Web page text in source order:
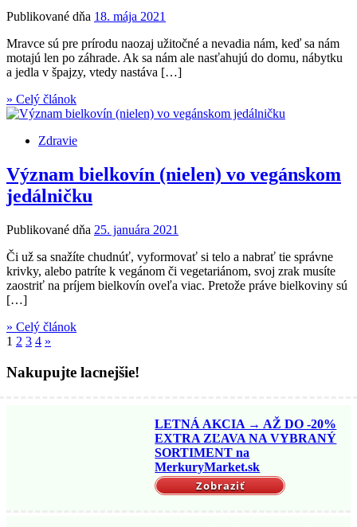
Publikované dňa 18. mája 2021
Mravce sú pre prírodu naozaj užitočné a nevadia nám, keď sa nám
motajú len po záhrade. Ak sa nám ale nasťahujú do domu, nábytku
a jedla v špajzy, vtedy nastáva […]
» Celý článok
Zdravie
Význam bielkovín (nielen) vo vegánskom
jedálničku
Publikované dňa 25. januára 2021
Či už sa snažíte chudnúť, vyformovať si telo a nabrať tie správne
krivky, alebo patríte k vegánom či vegetariánom, svoj zrak musíte
zaostriť na príjem bielkovín oveľa viac. Pretože práve bielkoviny sú
[…]
» Celý článok
1 2 3 4 »
Nakupujte lacnejšie!
LETNÁ AKCIA → AŽ DO -20%
EXTRA ZĽAVA NA VYBRANÝ
SORTIMENT na
MerkuryMarket.sk
Zobraziť